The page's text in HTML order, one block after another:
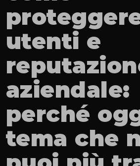
utenti e
aziendale:
perché
tema che